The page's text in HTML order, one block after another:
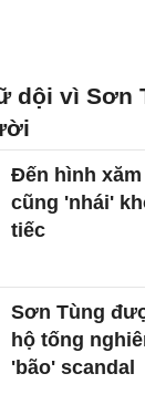
dội vì Sơn
Đến hình
cũng 'nhái'
tiếc
Sơn Tùng
hộ tống
'bão' scandal